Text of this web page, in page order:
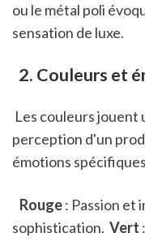
ou le métal poli
sensation de luxe.
2. Couleurs et
perception d'un
émotions
Rouge : Passion et
sophistication. Vert